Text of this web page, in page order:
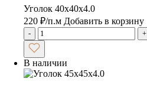
Уголок 40х40х4.0
220 ₽/п.м Добавить в корзину
- +
В наличии